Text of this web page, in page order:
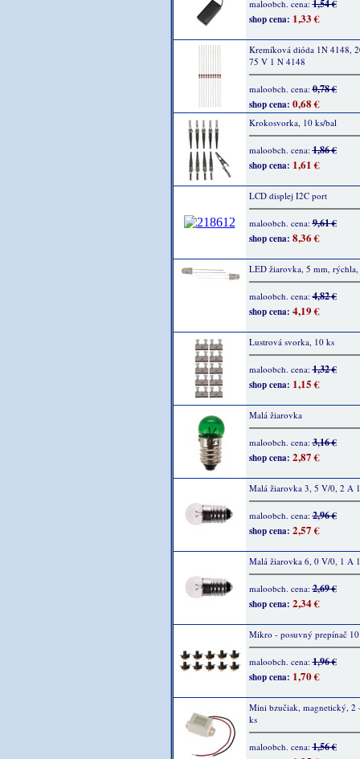
maloobch. cena:1,54 €
shop cena: 1,33 €
Kremíková dióda 1N 4148,
75 V 1 N 4148
maloobch. cena:0,78 €
shop cena: 0,68 €
Krokosvorka, 10 ks/bal
maloobch. cena:1,86 €
shop cena: 1,61 €
LCD displej I2C port
maloobch. cena:9,61 €
shop cena: 8,36 €
LED žiarovka, 5 mm, rýchla,
maloobch. cena:4,82 €
shop cena: 4,19 €
Lustrová svorka, 10 ks
maloobch. cena:1,32 €
shop cena: 1,15 €
Malá žiarovka
maloobch. cena:3,16 €
shop cena: 2,87 €
Malá žiarovka 3, 5 V/0, 2 A
maloobch. cena:2,96 €
shop cena: 2,57 €
Malá žiarovka 6, 0 V/0, 1 A
maloobch. cena:2,69 €
shop cena: 2,34 €
Mikro - posuvný prepínač
maloobch. cena:1,96 €
shop cena: 1,70 €
Mini bzučiak, magnetický, 2
ks
maloobch. cena:1,56 €